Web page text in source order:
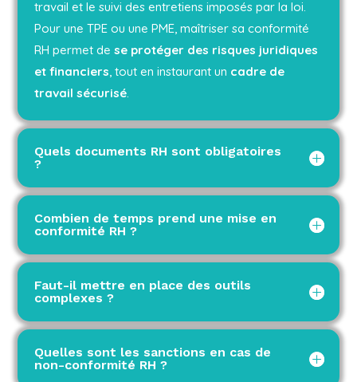
travail et le suivi des entretiens imposés par la loi.
Pour une TPE ou une PME, maîtriser sa conformité
RH permet dese protéger des risques juridiques
et financiers , tout en instaurant un cadre de
travail sécurisé
Quels documents RH sont obligatoires
?
Combien de temps prend une mise en
conformité RH ?
Faut-il mettre en place des outils
complexes ?
Quelles sont les sanctions en cas de
non-conformité RH ?